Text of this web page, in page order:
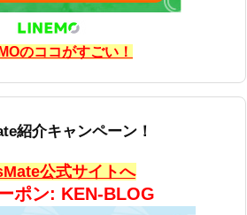
のココがすごい！
紹介キャンペーン！
公式サイトへ
ポン: KEN-BLOG